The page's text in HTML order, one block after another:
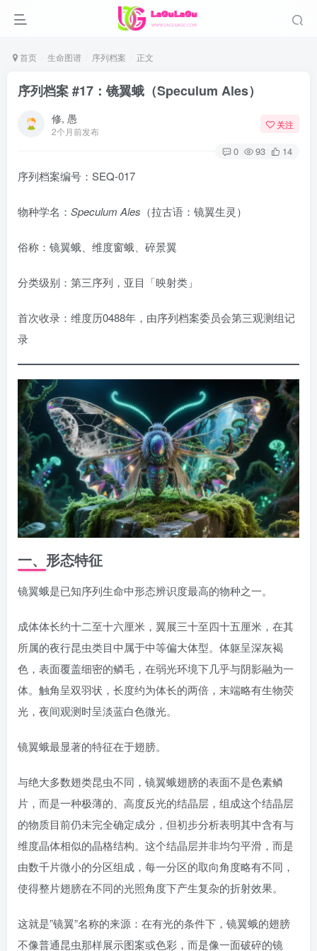
首页 生命图谱 序列档案 正文
序列档案 #17：镜翼蛾（Speculum Ales）
修, 愚
2个月前发布
关注
0 93 14
序列档案编号：SEQ-017
物种学名： Speculum Ales （拉古语：镜翼生灵）
俗称：镜翼蛾、维度窗蛾、碎景翼
分类级别：第三序列，亚目「映射类」
首次收录：维度历0488年，由序列档案委员会第三观测组记
录
一、形态特征
镜翼蛾是已知序列生命中形态辨识度最高的物种之一。
成体体长约十二至十六厘米，翼展三十至四十五厘米，在其
所属的夜行昆虫类目中属于中等偏大体型。体躯呈深灰褐
色，表面覆盖细密的鳞毛，在弱光环境下几乎与阴影融为一
体。触角呈双羽状，长度约为体长的两倍，末端略有生物荧
光，夜间观测时呈淡蓝白色微光。
镜翼蛾最显著的特征在于翅膀。
与绝大多数翅类昆虫不同，镜翼蛾翅膀的表面不是色素鳞
片，而是一种极薄的、高度反光的结晶层，组成这个结晶层
的物质目前仍未完全确定成分，但初步分析表明其中含有与
维度晶体相似的晶格结构。这个结晶层并非均匀平滑，而是
由数千片微小的分区组成，每一分区的取向角度略有不同，
使得整片翅膀在不同的光照角度下产生复杂的折射效果。
这就是”镜翼”名称的来源：在有光的条件下，镜翼蛾的翅膀
不像普通昆虫那样展示图案或色彩，而是像一面破碎的镜